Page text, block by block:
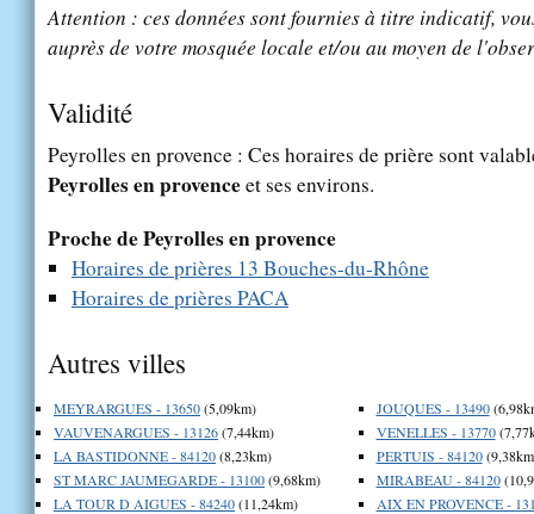
Attention : ces données sont fournies à titre indicatif,
auprès de votre mosquée locale et/ou au moyen de
Validité
Peyrolles en provence : Ces horaires de prière sont
Peyrolles en provenceet ses environs.
Proche de Peyrolles en provence
Horaires de prières 13 Bouches-du-Rhône
Horaires de prières PACA
Autres villes
MEYRARGUES - 13650(5,09km)
VAUVENARGUES - 13126(7,44km)
LA BASTIDONNE - 84120(8,23km)
ST MARC JAUMEGARDE - 13100(9,68km)
LA TOUR D AIGUES - 84240(11,24km)
JOUQUES - 13490
VENELLES - 13770
PERTUIS - 84120
MIRABEAU - 84120
AIX EN PROVENCE -